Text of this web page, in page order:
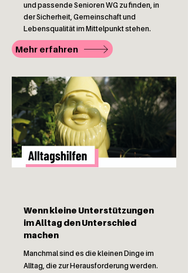
und passende Senioren WG zu finden, in
der Sicherheit, Gemeinschaft und
Lebensqualität im Mittelpunkt stehen.
Mehr erfahren
Wenn kleine Unterstützungen
im Alltag den Unterschied
machen
Manchmal sind es die kleinen Dinge im
Alltag, die zur Herausforderung werden.